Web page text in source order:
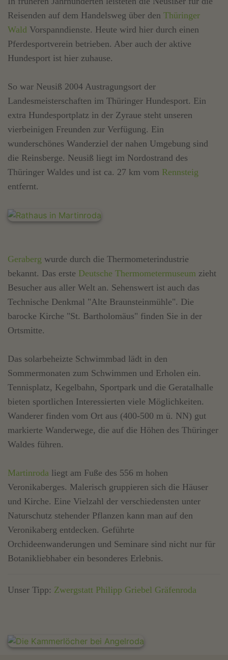
Reisenden auf dem Handelsweg über den Thüringer
Wald Vorspanndienste. Heute wird hier durch einen
Pferdesportverein betrieben. Aber auch der aktive
Hundesport ist hier zuhause.
So war Neusiß 2004 Austragungsort der
Landesmeisterschaften im Thüringer Hundesport. Ein
extra Hundesportplatz in der Zyraue steht unseren
vierbeinigen Freunden zur Verfügung. Ein
wunderschönes Wanderziel der nahen Umgebung sind
die Reinsberge. Neusiß liegt im Nordostrand des
Thüringer Waldes und ist ca. 27 km vom Rennsteig
entfernt.
Geraberg wurde durch die Thermometerindustrie
bekannt. Das erste Deutsche Thermometermuseum zieht
Besucher aus aller Welt an. Sehenswert ist auch das
Technische Denkmal "Alte Braunsteinmühle". Die
barocke Kirche "St. Bartholomäus" finden Sie in der
Ortsmitte.
Das solarbeheizte Schwimmbad lädt in den
Sommermonaten zum Schwimmen und Erholen ein.
Tennisplatz, Kegelbahn, Sportpark und die Geratalhalle
bieten sportlichen Interessierten viele Möglichkeiten.
Wanderer finden vom Ort aus (400-500 m ü. NN) gut
markierte Wanderwege, die auf die Höhen des Thüringer
Waldes führen.
Martinroda liegt am Fuße des 556 m hohen
Veronikaberges. Malerisch gruppieren sich die Häuser
und Kirche. Eine Vielzahl der verschiedensten unter
Naturschutz stehender Pflanzen kann man auf den
Veronikaberg entdecken. Geführte
Orchideenwanderungen und Seminare sind nicht nur für
Botanikliebhaber ein besonderes Erlebnis.
Unser Tipp: Zwergstatt Philipp Griebel Gräfenroda